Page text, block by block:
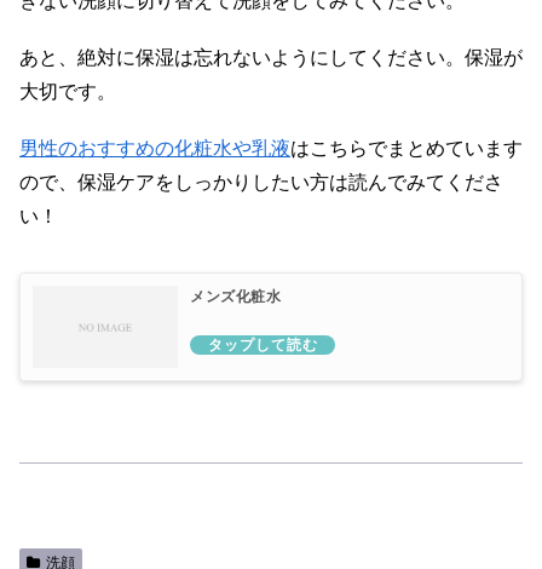
あと、絶対に保湿は忘れないようにしてください。保湿が
大切です。
男性のおすすめの化粧水や乳液はこちらでまとめています
ので、保湿ケアをしっかりしたい方は読んでみてくださ
い！
メンズ化粧水
洗顔